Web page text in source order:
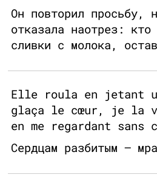
Он повторил просьбу,
отказала наотрез: кто
сливки с молока,
Elle roula en jetant
glaça le cœur, je la
en me regardant sans
Сердцам разбитым —